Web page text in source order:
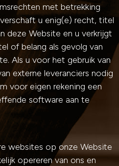
met betrekking
u enig(e) recht, titel
deze Website en u verkrijgt
of belang als gevolg van
Als u voor het gebruik van
externe leveranciers nodig
voor eigen rekening een
software aan te
websites op onze Website
opereren van ons en